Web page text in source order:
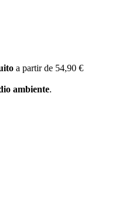
a partir de 54,90 €
ambiente.